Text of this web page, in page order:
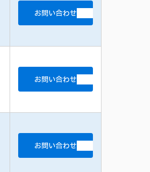
お問い合わせ
お問い合わせ
お問い合わせ